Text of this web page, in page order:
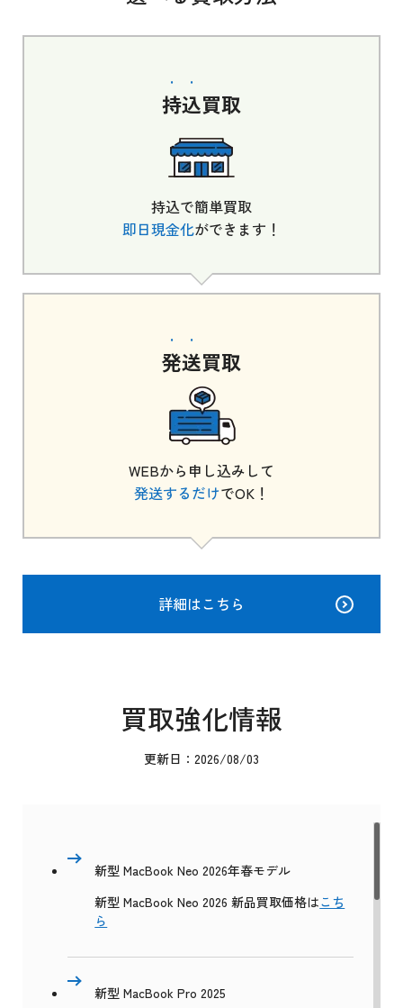
持込買取
持込で簡単買取
即日現金化ができます！
発送買取
WEBから申し込みして
発送するだけでOK！
詳細はこちら
買取強化情報
更新日：2026/08/03
新型 MacBook Neo 2026年春モデル
新型 MacBook Neo 2026 新品買取価格はこち
ら
新型 MacBook Pro 2025